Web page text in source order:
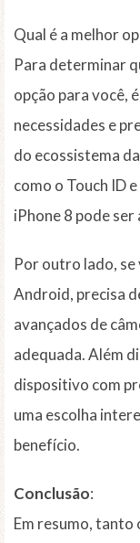
Qual é a melhor
Para determinar
opção para você,
necessidades e
do ecossistema
como o Touch ID
iPhone 8 pode ser
Por outro lado,
Android, precisa
avançados de
adequada. Além
dispositivo com
uma escolha
benefício.
Conclusão:
Em resumo, tanto